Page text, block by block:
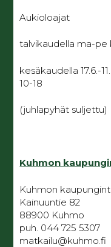
Aukioloajat
talvikaudella ma-pe
kesäkaudella 17.6.-
10-18
(juhlapyhät suljettu)
Kuhmon
Kuhmon
Kainuuntie 82
88900 Kuhmo
puh. 044 725 5307
matkailu@kuhmo.fi